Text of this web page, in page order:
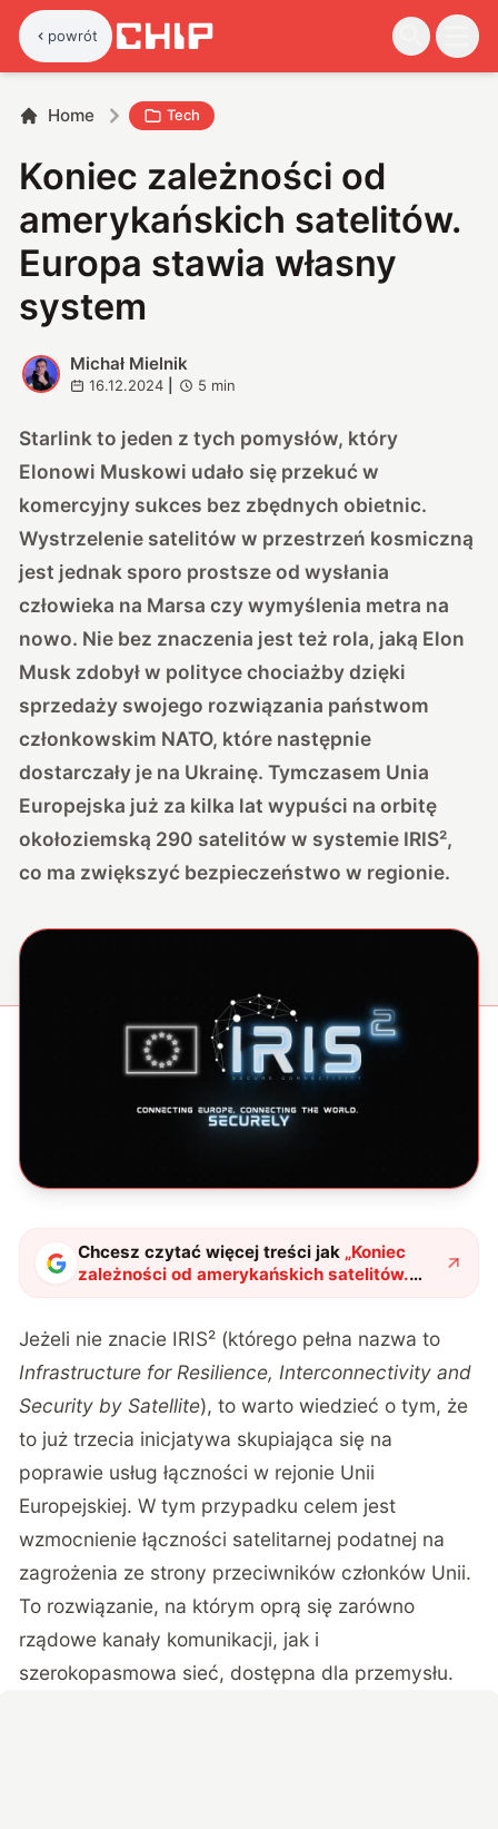
powrót
Home Tech
Koniec zależności od
amerykańskich satelitów.
Europa stawia własny
system
M
Michał Mielnik
16.12.2024 5 min
Starlink to jeden z tych pomysłów, który
Elonowi Muskowi udało się przekuć w
komercyjny sukces bez zbędnych obietnic.
Wystrzelenie satelitów w przestrzeń kosmiczną
jest jednak sporo prostsze od wysłania
człowieka na Marsa czy wymyślenia metra na
nowo. Nie bez znaczenia jest też rola, jaką Elon
Musk zdobył w polityce chociażby dzięki
sprzedaży swojego rozwiązania państwom
członkowskim NATO, które następnie
dostarczały je na Ukrainę. Tymczasem Unia
Europejska już za kilka lat wypuści na orbitę
okołoziemską 290 satelitów w systemie IRIS²,
co ma zwiększyć bezpieczeństwo w regionie.
Chcesz czytać więcej treści jak „Koniec
zależności od amerykańskich satelitów.
Europa stawia własny system"?
Jeżeli nie znacie IRIS² (którego pełna nazwa to
Infrastructure for Resilience, Interconnectivity and
Security by Satellite), to warto wiedzieć o tym, że
to już trzecia inicjatywa skupiająca się na
poprawie usług łączności w rejonie Unii
Europejskiej. W tym przypadku celem jest
wzmocnienie łączności satelitarnej podatnej na
zagrożenia ze strony przeciwników członków Unii.
To rozwiązanie, na którym oprą się zarówno
rządowe kanały komunikacji, jak i
szerokopasmowa sieć, dostępna dla przemysłu.